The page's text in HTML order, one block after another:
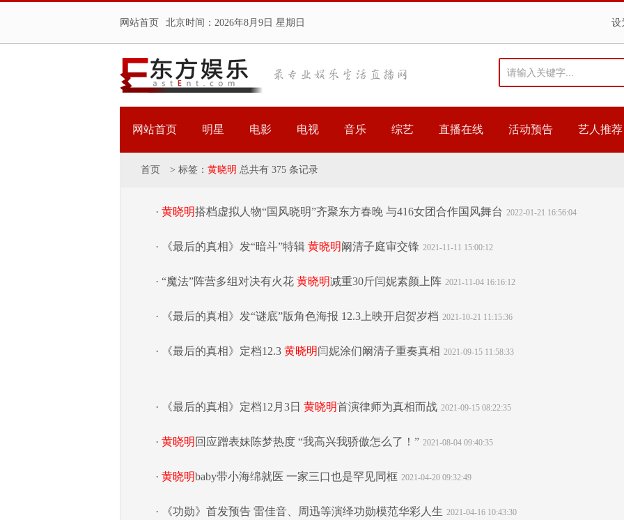
网站首页 北京时间： 2026年8月9日 星期日 设
网站首页 明星 电影 电视 音乐 综艺 直播在线 活动预告 艺人推荐
首页 > 标签： 黄晓明 总共有 375 条记录
· 黄晓明搭档虚拟人物“国风晓明”齐聚东方春晚 与416女团合作国风舞台 2022-01-21 16:56:04
· 《最后的真相》发“暗斗”特辑 黄晓明阚清子庭审交锋 2021-11-11 15:00:12
· “魔法”阵营多组对决有火花 黄晓明减重30斤闫妮素颜上阵 2021-11-04 16:16:12
· 《最后的真相》发“谜底”版角色海报 12.3上映开启贺岁档 2021-10-21 11:15:36
· 《最后的真相》定档12.3 黄晓明闫妮涂们阚清子重奏真相 2021-09-15 11:58:33
· 《最后的真相》定档12月3日 黄晓明首演律师为真相而战 2021-09-15 08:22:35
· 黄晓明 回应蹭表妹陈梦热度 “我高兴我骄傲怎么了！” 2021-08-04 09:40:35
· 黄晓明baby带小海绵就医 一家三口也是罕见同框 2021-04-20 09:32:49
· 《功勋》首发预告 雷佳音、周迅等演绎功勋模范华彩人生 2021-04-16 10:43:30